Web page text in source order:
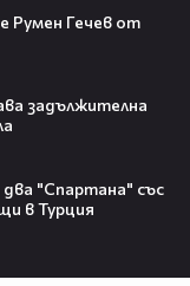
Румен Гечев от
задължителна
два "Спартана" със
в Турция